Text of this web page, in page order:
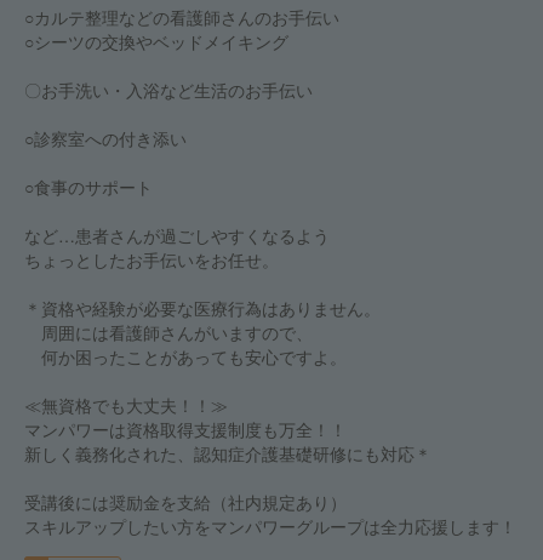
○カルテ整理などの看護師さんのお手伝い
○シーツの交換やベッドメイキング
〇お手洗い・入浴など生活のお手伝い
○診察室への付き添い
○食事のサポート
など…患者さんが過ごしやすくなるよう
ちょっとしたお手伝いをお任せ。
＊資格や経験が必要な医療行為はありません。
周囲には看護師さんがいますので、
何か困ったことがあっても安心ですよ。
≪無資格でも大丈夫！！≫
マンパワーは資格取得支援制度も万全！！
新しく義務化された、認知症介護基礎研修にも対応＊
受講後には奨励金を支給（社内規定あり）
スキルアップしたい方をマンパワーグループは全力応援します！